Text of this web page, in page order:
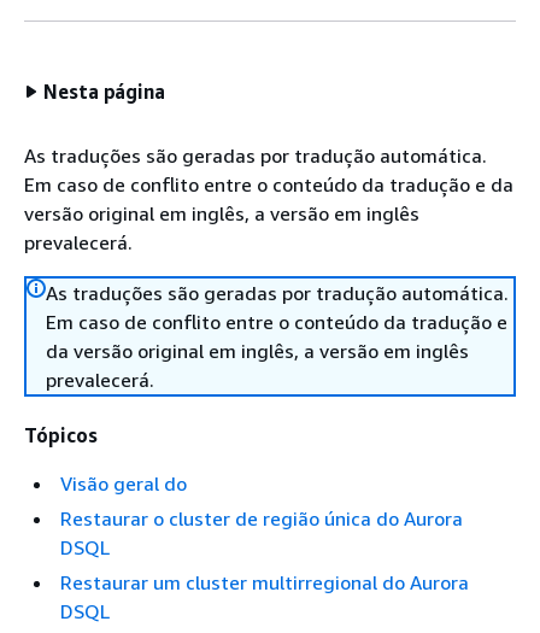
Nesta página
As traduções são geradas por tradução automática.
Em caso de conflito entre o conteúdo da tradução e da
versão original em inglês, a versão em inglês
prevalecerá.
As traduções são geradas por tradução automática.
Em caso de conflito entre o conteúdo da tradução e
da versão original em inglês, a versão em inglês
prevalecerá.
Tópicos
Visão geral do
Restaurar o cluster de região única do Aurora
DSQL
Restaurar um cluster multirregional do Aurora
DSQL